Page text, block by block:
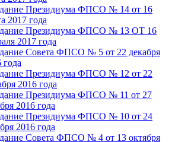
Президиума ФПСО № 14 от 16
2017 года
Президиума ФПСО № 13 ОТ 16
2017 года
Совета ФПСО № 5 от 22 декабря
года
Президиума ФПСО № 12 от 22
2016 года
Президиума ФПСО № 11 от 27
2016 года
Президиума ФПСО № 10 от 24
2016 года
Совета ФПСО № 4 от 13 октября